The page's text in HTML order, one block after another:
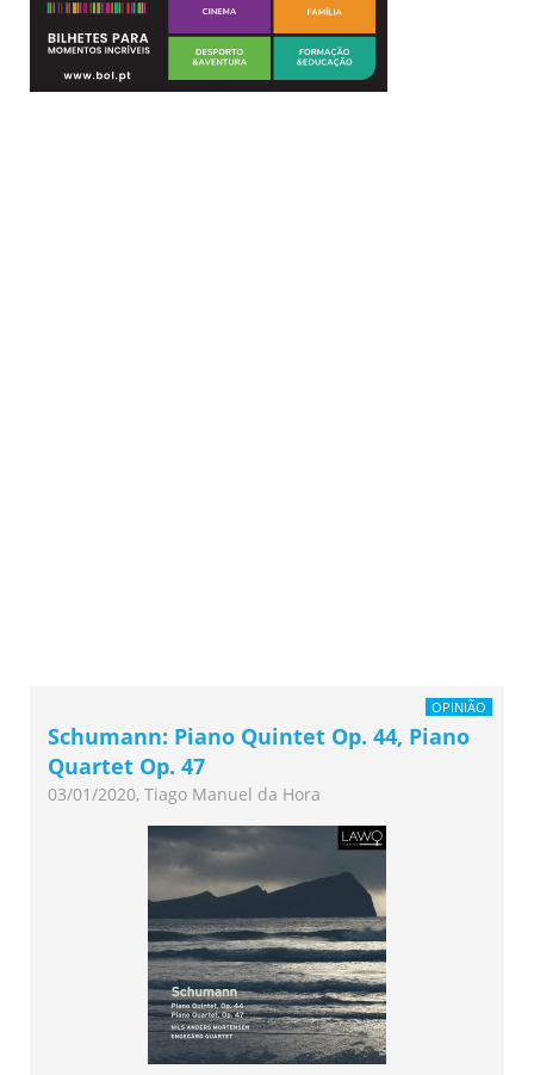
OPINIÃO
Schumann: Piano Quintet Op. 44, Piano
Quartet Op. 47
03/01/2020, Tiago Manuel da Hora